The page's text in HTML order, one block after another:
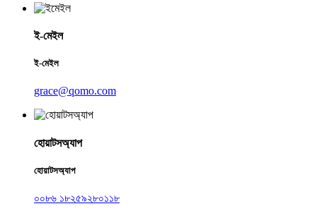
ই-মেইল
ই-মেইল
grace@qomo.com
হোয়াটসঅ্যাপ
হোয়াটসঅ্যাপ
০০৮৬ ১৮২৫৯২৮০১১৮